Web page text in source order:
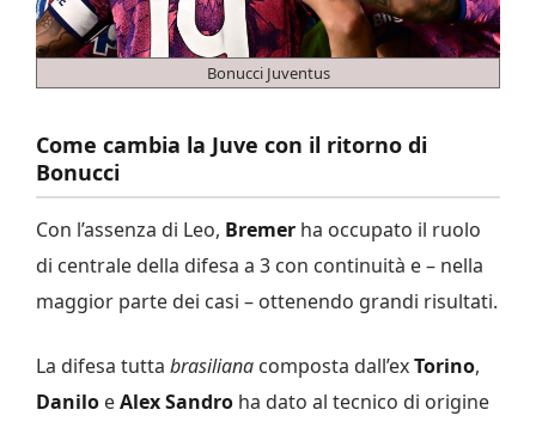
Bonucci Juventus
Come cambia la Juve con il ritorno di
Bonucci
Con l’assenza di Leo, Bremer ha occupato il ruolo
di centrale della difesa a 3 con continuità e – nella
maggior parte dei casi – ottenendo grandi risultati.
La difesa tutta brasiliana composta dall’exTorino,
Danilo eAlex Sandro ha dato al tecnico di origine